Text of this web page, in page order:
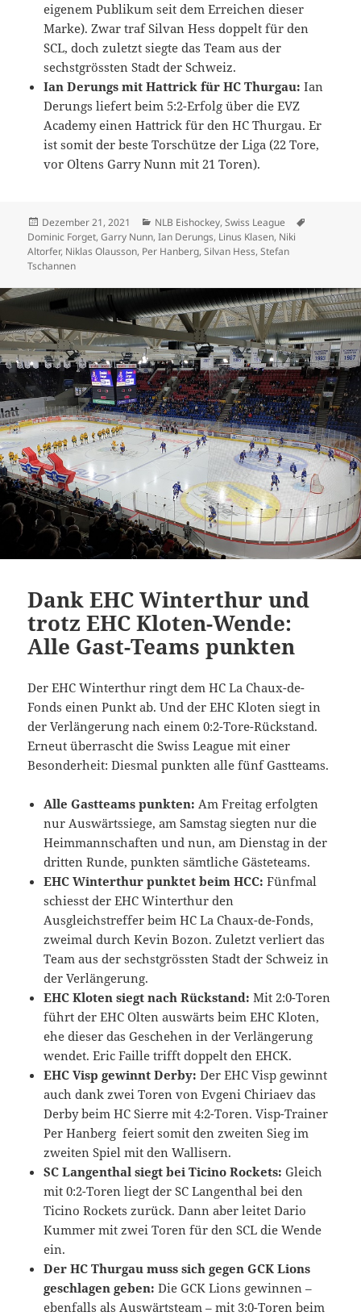
eigenem Publikum seit dem Erreichen dieser
Marke). Zwar traf Silvan Hess doppelt für den
SCL, doch zuletzt siegte das Team aus der
sechstgrössten Stadt der Schweiz.
Ian Derungs mit Hattrick für HC Thurgau: Ian
Derungs liefert beim 5:2-Erfolg über die EVZ
Academy einen Hattrick für den HC Thurgau. Er
ist somit der beste Torschütze der Liga (22 Tore,
vor Oltens Garry Nunn mit 21 Toren).
Veröffentlicht
am
Dezember 21, 2021 Kategorien
NLB Eishockey,Swiss League
Dominic Forget,Garry Nunn,Ian Derungs, Linus Klasen, Niki
Altorfer, Niklas Olausson, Per Hanberg,Silvan Hess,Stefan
Tschannen
Dank EHC Winterthur und
trotz EHC Kloten-Wende:
Alle Gast-Teams punkten
Der EHC Winterthur ringt dem HC La Chaux-de-
Fonds einen Punkt ab. Und der EHC Kloten siegt in
der Verlängerung nach einem 0:2-Tore-Rückstand.
Erneut überrascht die Swiss League mit einer
Besonderheit: Diesmal punkten alle fünf Gastteams.
Alle Gastteams punkten: Am Freitag erfolgten
nur Auswärtssiege, am Samstag siegten nur die
Heimmannschaften und nun, am Dienstag in der
dritten Runde, punkten sämtliche Gästeteams.
EHC Winterthur punktet beim HCC: Fünfmal
schiesst der EHC Winterthur den
Ausgleichstreffer beim HC La Chaux-de-Fonds,
zweimal durch Kevin Bozon. Zuletzt verliert das
Team aus der sechstgrössten Stadt der Schweiz in
der Verlängerung.
EHC Kloten siegt nach Rückstand: Mit 2:0-Toren
führt der EHC Olten auswärts beim EHC Kloten,
ehe dieser das Geschehen in der Verlängerung
wendet. Eric Faille trifft doppelt den EHCK.
EHC Visp gewinnt Derby: Der EHC Visp gewinnt
auch dank zwei Toren von Evgeni Chiriaev das
Derby beim HC Sierre mit 4:2-Toren. Visp-Trainer
Per Hanberg feiert somit den zweiten Sieg im
zweiten Spiel mit den Wallisern.
SC Langenthal siegt bei Ticino Rockets: Gleich
mit 0:2-Toren liegt der SC Langenthal bei den
Ticino Rockets zurück. Dann aber leitet Dario
Kummer mit zwei Toren für den SCL die Wende
ein.
Der HC Thurgau muss sich gegen GCK Lions
geschlagen geben: Die GCK Lions gewinnen –
ebenfalls als Auswärtsteam – mit 3:0-Toren beim